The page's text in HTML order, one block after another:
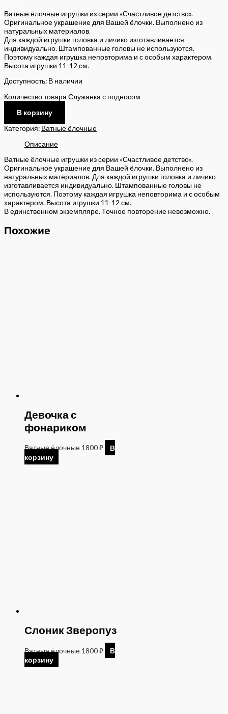
Ватные ёлочные игрушки из серии «Счастливое детство».
Оригинальное украшение для Вашей ёлочки. Выполнено из
натуральных материалов.
Для каждой игрушки головка и личико изготавливается
индивидуально. Штампованные головы не используются.
Поэтому каждая игрушка неповторима и с особым характером.
Высота игрушки 11-12 см.
Доступность: В наличии
Количество товара Служанка с подносом
В корзину
Категория: Ватные ёлочные
Описание
Ватные ёлочные игрушки из серии «Счастливое детство».
Оригинальное украшение для Вашей ёлочки. Выполнено из
натуральных материалов. Для каждой игрушки головка и личико
изготавливается индивидуально. Штампованные головы не
используются. Поэтому каждая игрушка неповторима и с особым
характером. Высота игрушки 11-12 см.
В единственном экземпляре. Точное повторение невозможно.
Похожие
Девочка с
фонариком
Ватные ёлочные 1800₽
В
корзину
Слоник Зверопуз
Ватные ёлочные 1800₽
В
корзину